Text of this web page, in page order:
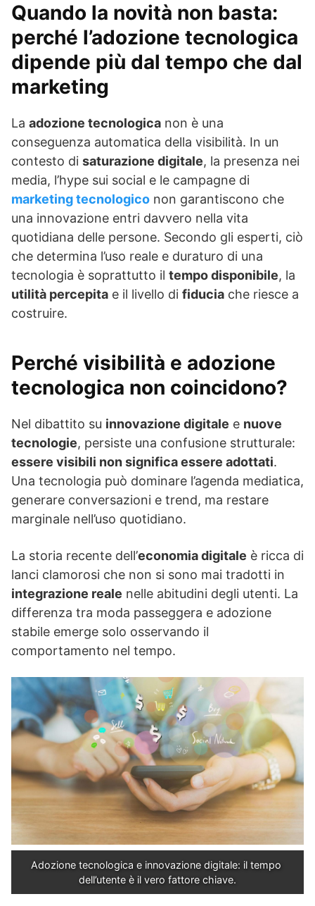
Quando la novità non basta:
perché l’adozione tecnologica
dipende più dal tempo che dal
marketing
La adozione tecnologica non è una
conseguenza automatica della visibilità. In un
contesto di saturazione digitale, la presenza nei
media, l’hype sui social e le campagne di
marketing tecnologico non garantiscono che
una innovazione entri davvero nella vita
quotidiana delle persone. Secondo gli esperti, ciò
che determina l’uso reale e duraturo di una
tecnologia è soprattutto il tempo disponibile, la
utilità percepita e il livello di fiducia che riesce a
costruire.
Perché visibilità e adozione
tecnologica non coincidono?
Nel dibattito su innovazione digitale e nuove
tecnologie, persiste una confusione strutturale:
essere visibili non significa essere adottati.
Una tecnologia può dominare l’agenda mediatica,
generare conversazioni e trend, ma restare
marginale nell’uso quotidiano.
La storia recente dell’economia digitale è ricca di
lanci clamorosi che non si sono mai tradotti in
integrazione reale nelle abitudini degli utenti. La
differenza tra moda passeggera e adozione
stabile emerge solo osservando il
comportamento nel tempo.
Adozione tecnologica e innovazione digitale: il tempo
dell’utente è il vero fattore chiave.